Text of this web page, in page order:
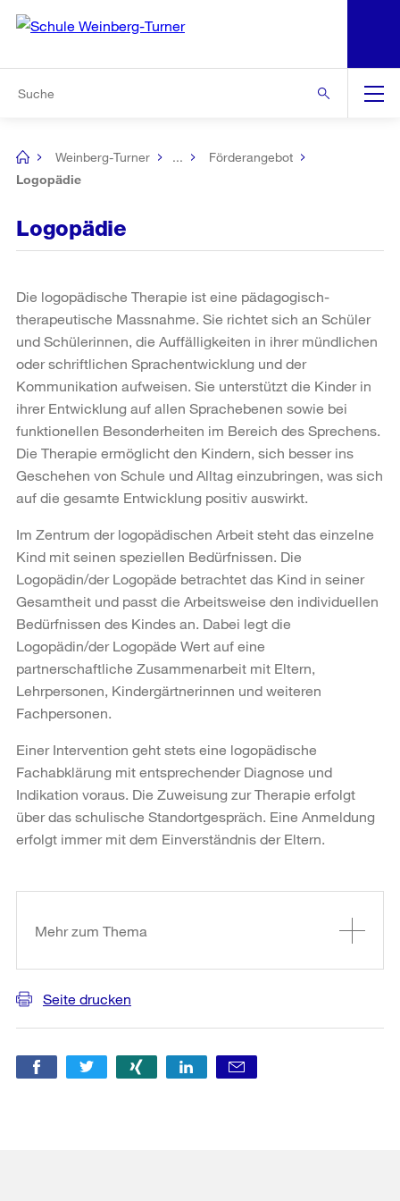
Navigation
[no
title]
Weinberg-Turner ...
Förderangebot
Logopädie
Logopädie
Die logopädische Therapie ist eine pädagogisch-
therapeutische Massnahme. Sie richtet sich an Schüler
und Schülerinnen, die Auffälligkeiten in ihrer mündlichen
oder schriftlichen Sprachentwicklung und der
Kommunikation aufweisen. Sie unterstützt die Kinder in
ihrer Entwicklung auf allen Sprachebenen sowie bei
funktionellen Besonderheiten im Bereich des Sprechens.
Die Therapie ermöglicht den Kindern, sich besser ins
Geschehen von Schule und Alltag einzubringen, was sich
auf die gesamte Entwicklung positiv auswirkt.
Im Zentrum der logopädischen Arbeit steht das einzelne
Kind mit seinen speziellen Bedürfnissen. Die
Logopädin/der Logopäde betrachtet das Kind in seiner
Gesamtheit und passt die Arbeitsweise den individuellen
Bedürfnissen des Kindes an. Dabei legt die
Logopädin/der Logopäde Wert auf eine
partnerschaftliche Zusammenarbeit mit Eltern,
Lehrpersonen, Kindergärtnerinnen und weiteren
Fachpersonen.
Einer Intervention geht stets eine logopädische
Fachabklärung mit entsprechender Diagnose und
Indikation voraus. Die Zuweisung zur Therapie erfolgt
über das schulische Standortgespräch. Eine Anmeldung
erfolgt immer mit dem Einverständnis der Eltern.
Mehr zum Thema
Seite drucken